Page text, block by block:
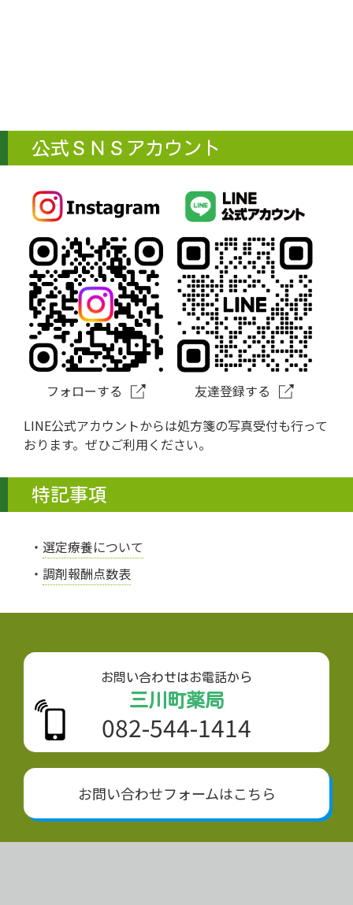
公式ＳＮＳアカウント
フォローする
友達登録する
LINE公式アカウントからは処方箋の写真受付も行って
おります。ぜひご利用ください。
特記事項
選定療養について
調剤報酬点数表
お問い合わせはお電話から
三川町薬局
082-544-1414
お問い合わせフォームはこちら